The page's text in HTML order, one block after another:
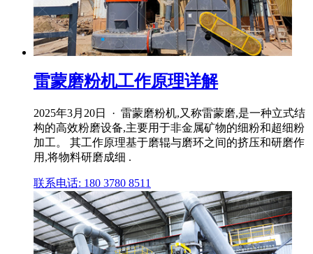
雷蒙磨粉机工作原理详解
2025年3月20日 · 雷蒙磨粉机,又称雷蒙磨,是一种立式结
构的高效粉磨设备,主要用于非金属矿物的细粉和超细粉
加工。 其工作原理基于磨辊与磨环之间的挤压和研磨作
用,将物料研磨成细 .
联系电话: 180 3780 8511